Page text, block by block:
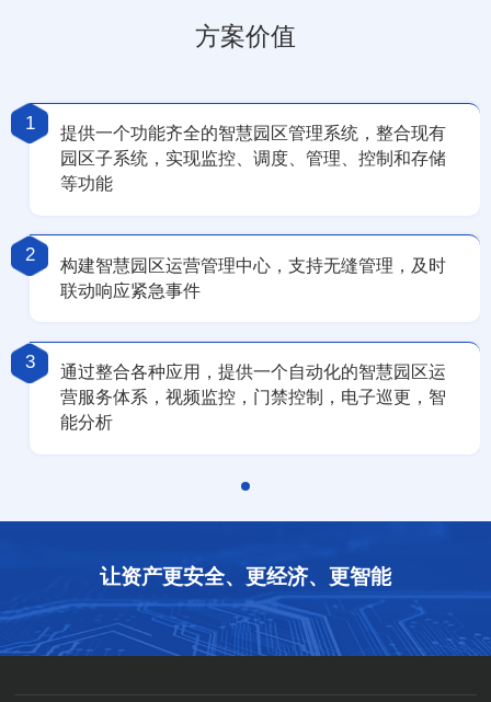
方案价值
1
提供一个功能齐全的智慧园区管理系统，整合现有
园区子系统，实现监控、调度、管理、控制和存储
等功能
2
构建智慧园区运营管理中心，支持无缝管理，及时
联动响应紧急事件
3
通过整合各种应用，提供一个自动化的智慧园区运
营服务体系，视频监控，门禁控制，电子巡更，智
能分析
让资产更安全、更经济、更智能